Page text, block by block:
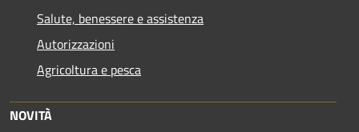
Salute, benessere e assistenza
Autorizzazioni
Agricoltura e pesca
NOVITÀ